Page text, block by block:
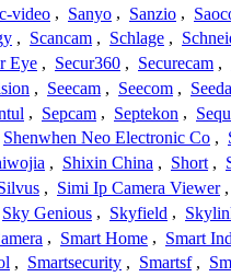
video , Sanyo , Sanzio ,
, Scancam , Schlage ,
Eye , Secur360 , Securecam ,
, Seecam , Seecom ,
, Sepcam , Septekon ,
Shenwhen Neo Electronic Co ,
, Shixin China , Short ,
, Simi Ip Camera Viewer ,
Sky Genious , Skyfield ,
, Smart Home , Smart
, Smartsecurity , Smartsf ,